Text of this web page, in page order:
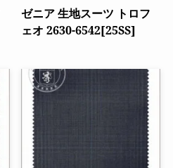
ゼニア 生地スーツ トロフ
ェオ 2630-6542[25SS]